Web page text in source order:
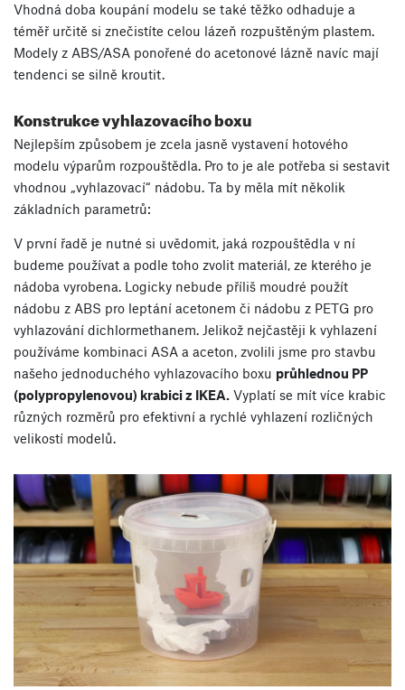
Vhodná doba koupání modelu se také těžko odhaduje a
téměř určitě si znečistíte celou lázeň rozpuštěným plastem.
Modely z ABS/ASA ponořené do acetonové lázně navíc mají
tendenci se silně kroutit.
Konstrukce vyhlazovacího boxu
Nejlepším způsobem je zcela jasně vystavení hotového
modelu výparům rozpouštědla. Pro to je ale potřeba si sestavit
vhodnou „vyhlazovací“ nádobu. Ta by měla mít několik
základních parametrů:
V první řadě je nutné si uvědomit, jaká rozpouštědla v ní
budeme používat a podle toho zvolit materiál, ze kterého je
nádoba vyrobena. Logicky nebude příliš moudré použít
nádobu z ABS pro leptání acetonem či nádobu z PETG pro
vyhlazování dichlormethanem. Jelikož nejčastěji k vyhlazení
používáme kombinaci ASA a aceton, zvolili jsme pro stavbu
našeho jednoduchého vyhlazovacího boxu průhlednou PP
(polypropylenovou) krabici z IKEA. Vyplatí se mít více krabic
různých rozměrů pro efektivní a rychlé vyhlazení rozličných
velikostí modelů.